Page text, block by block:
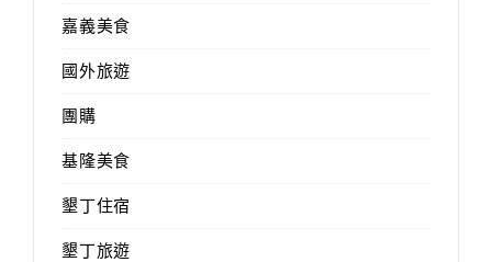
嘉義美食
國外旅遊
團購
基隆美食
墾丁住宿
墾丁旅遊